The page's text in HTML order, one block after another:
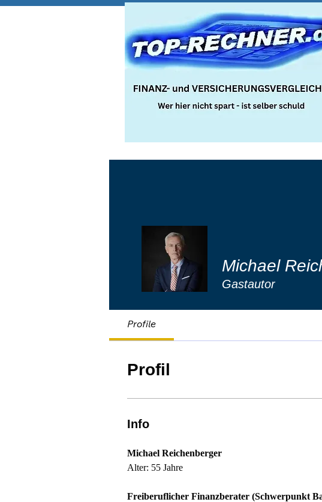
Michael
Gastautor
Profile
Profil
Info
Michael Reichenberger
Alter: 55 Jahre
Freiberuflicher Finanzberater (Schwerpunkt